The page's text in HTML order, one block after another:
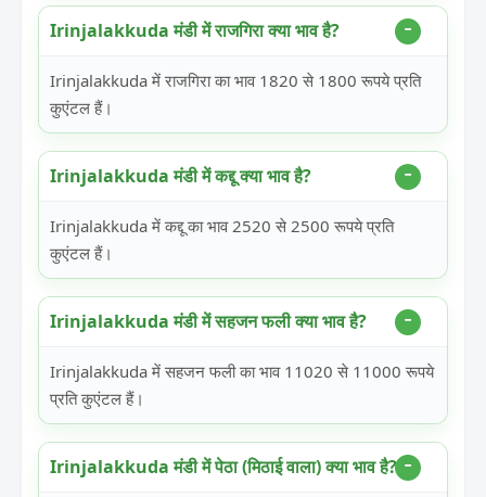
Irinjalakkuda मंडी में राजगिरा क्या भाव है?
Irinjalakkuda में राजगिरा का भाव 1820 से 1800 रूपये प्रति
कुएंटल हैं।
Irinjalakkuda मंडी में कद्दू क्या भाव है?
Irinjalakkuda में कद्दू का भाव 2520 से 2500 रूपये प्रति
कुएंटल हैं।
Irinjalakkuda मंडी में सहजन फली क्या भाव है?
Irinjalakkuda में सहजन फली का भाव 11020 से 11000 रूपये
प्रति कुएंटल हैं।
Irinjalakkuda मंडी में पेठा (मिठाई वाला) क्या भाव है?